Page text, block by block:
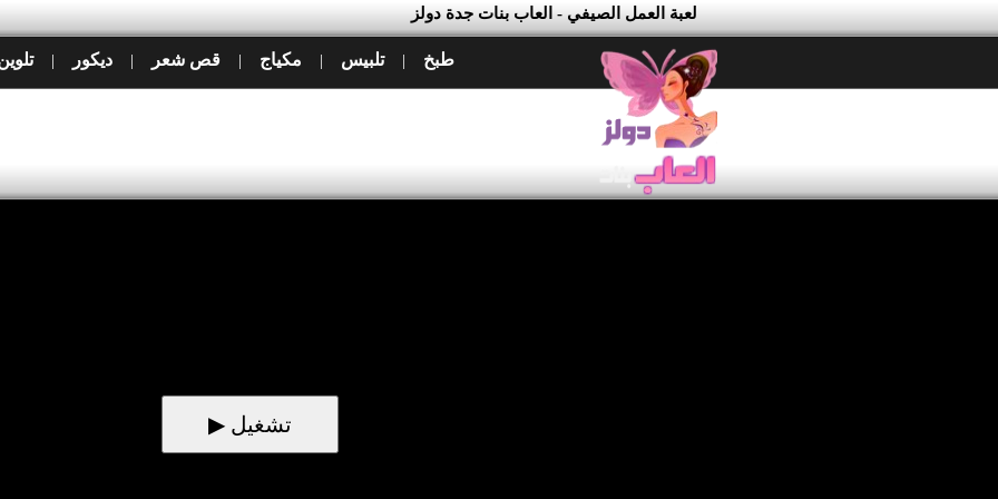
لعبة العمل الصيفي - العاب بنات جدة دولز
طبخ | تلبيس | مكياج | قص شعر | ديكور |
▶ تشغيل